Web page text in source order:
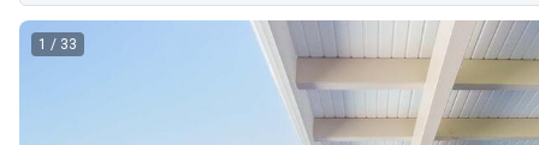
1 / 33